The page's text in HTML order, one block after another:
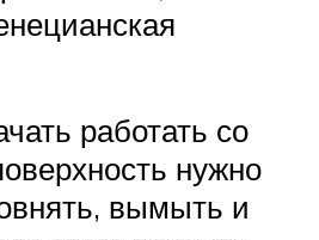
работать со
нужно
вымыть и